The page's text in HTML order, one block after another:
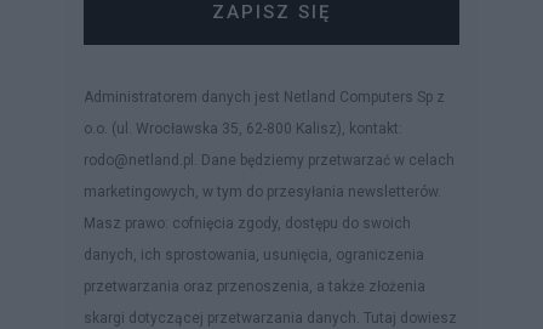
ZAPISZ SIĘ
Administratorem danych jest Netland Computers Sp z
o.o. (ul. Wrocławska 35, 62-800 Kalisz), kontakt:
rodo@netland.pl. Dane będziemy przetwarzać w celach
marketingowych, w tym do przesyłania newsletterów.
Masz prawo: cofnięcia zgody, dostępu do swoich
danych, ich sprostowania, usunięcia, ograniczenia
przetwarzania oraz przenoszenia, a także złożenia
skargi dotyczącej przetwarzania danych. Tutaj dowiesz